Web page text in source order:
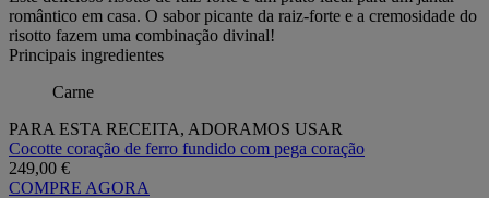
romântico em casa. O sabor picante da raiz-forte e a cremosidade do
risotto fazem uma combinação divinal!
Principais ingredientes
Carne
PARA ESTA RECEITA, ADORAMOS USAR
Cocotte coração de ferro fundido com pega coração
249,00 €
COMPRE AGORA